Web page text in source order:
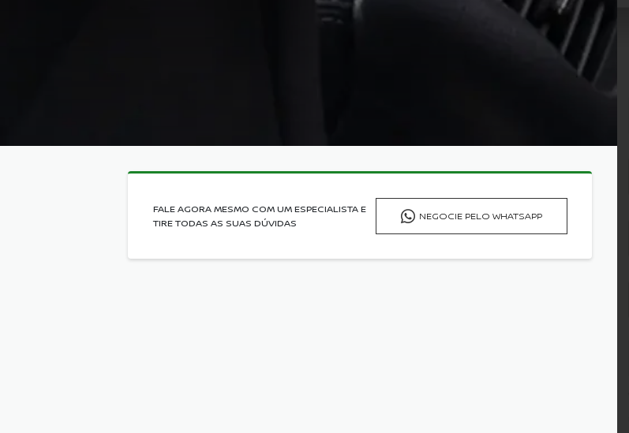
FALE AGORA MESMO COM UM ESPECIALISTA E
TIRE TODAS AS SUAS DÚVIDAS
NEGOCIE PELO WHATSAPP